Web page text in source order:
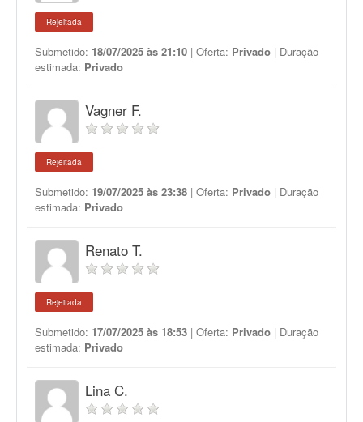
Rejeitada
Submetido: 18/07/2025 às 21:10 | Oferta: Privado | Duração
estimada: Privado
Vagner F.
Rejeitada
Submetido: 19/07/2025 às 23:38 | Oferta: Privado | Duração
estimada: Privado
Renato T.
Rejeitada
Submetido: 17/07/2025 às 18:53 | Oferta: Privado | Duração
estimada: Privado
Lina C.